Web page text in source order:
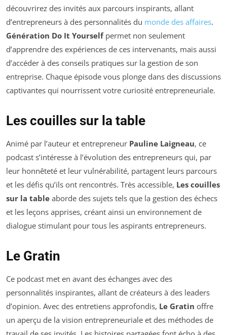
découvrirez des invités aux parcours inspirants, allant
d’entrepreneurs à des personnalités du monde des affaires.
Génération Do It Yourselfpermet non seulement
d’apprendre des expériences de ces intervenants, mais aussi
d’accéder à des conseils pratiques sur la gestion de son
entreprise. Chaque épisode vous plonge dans des discussions
captivantes qui nourrissent votre curiosité entrepreneuriale.
Les couilles sur la table
Animé par l’auteur et entrepreneur Pauline Laigneau, ce
podcast s’intéresse à l’évolution des entrepreneurs qui, par
leur honnêteté et leur vulnérabilité, partagent leurs parcours
et les défis qu’ils ont rencontrés. Très accessible, Les couilles
sur la table aborde des sujets tels que la gestion des échecs
et les leçons apprises, créant ainsi un environnement de
dialogue stimulant pour tous les aspirants entrepreneurs.
Le Gratin
Ce podcast met en avant des échanges avec des
personnalités inspirantes, allant de créateurs à des leaders
d’opinion. Avec des entretiens approfondis, Le Gratin offre
un aperçu de la vision entrepreneuriale et des méthodes de